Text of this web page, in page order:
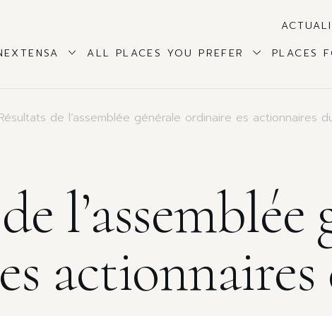
ALL PLACES YOU PREFER PLACES
de l’assemblée générale ordinaire es actionnaires
l’assemblée
actionnaires